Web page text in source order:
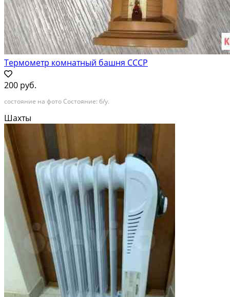
Термометр комнатный башня СССР
200 руб.
состояние на фото Состояние: б/у.
Шахты